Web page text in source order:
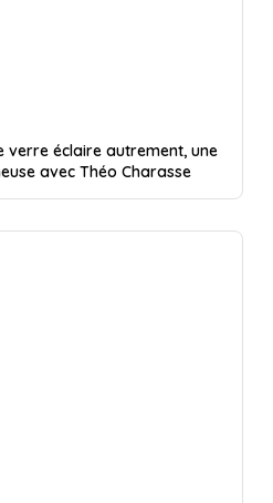
verre éclaire autrement, une
avec Théo Charasse